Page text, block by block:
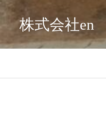
株式会社en